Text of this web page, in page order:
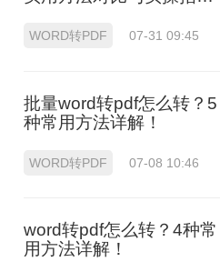
WORD转PDF 07-31 09:45
批量word转pdf怎么转？5
种常用方法详解！
WORD转PDF 07-08 10:46
word转pdf怎么转？4种常
用方法详解！